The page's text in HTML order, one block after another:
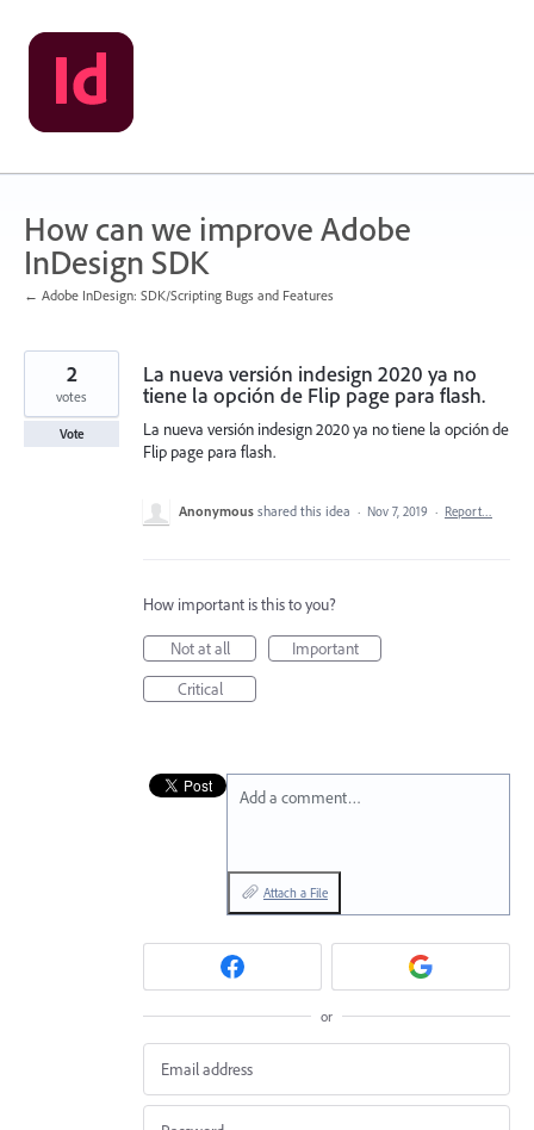
Skip
to
content
How can we improve Adobe
InDesign SDK
← Adobe InDesign: SDK/Scripting Bugs and Features
La nueva versión indesign 2020 ya no
tiene la opción de Flip page para flash.
La nueva versión indesign 2020 ya no tiene la opción de
Flip page para flash.
2
votes
Vote
Anonymous shared this idea · Nov 7, 2019 · Report…
How important is this to you?
Not at all
Important
Critical
Add a comment…
Attach a File
or